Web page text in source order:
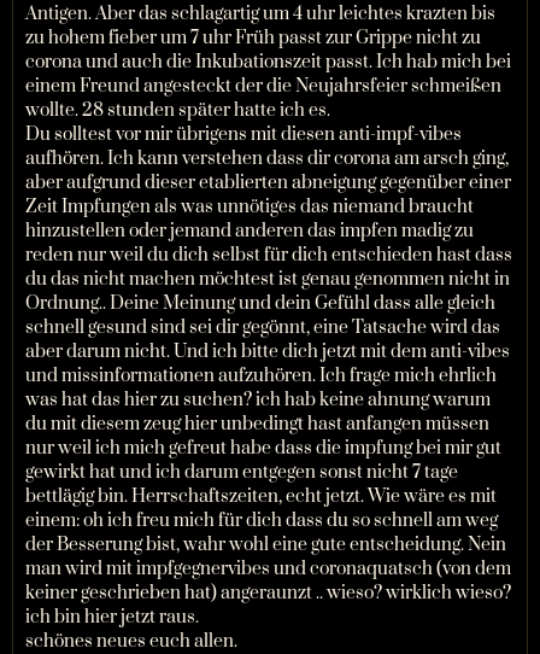
Antigen. Aber das schlagartig um 4 uhr leichtes krazten bis
zu hohem fieber um 7 uhr Früh passt zur Grippe nicht zu
corona und auch die Inkubationszeit passt. Ich hab mich bei
einem Freund angesteckt der die Neujahrsfeier schmeißen
wollte. 28 stunden später hatte ich es.
Du solltest vor mir übrigens mit diesen anti-impf-vibes
aufhören. Ich kann verstehen dass dir corona am arsch ging,
aber aufgrund dieser etablierten abneigung gegenüber einer
Zeit Impfungen als was unnötiges das niemand braucht
hinzustellen oder jemand anderen das impfen madig zu
reden nur weil du dich selbst für dich entschieden hast dass
du das nicht machen möchtest ist genau genommen nicht in
Ordnung.. Deine Meinung und dein Gefühl dass alle gleich
schnell gesund sind sei dir gegönnt, eine Tatsache wird das
aber darum nicht. Und ich bitte dich jetzt mit dem anti-vibes
und missinformationen aufzuhören. Ich frage mich ehrlich
was hat das hier zu suchen? ich hab keine ahnung warum
du mit diesem zeug hier unbedingt hast anfangen müssen
nur weil ich mich gefreut habe dass die impfung bei mir gut
gewirkt hat und ich darum entgegen sonst nicht 7 tage
bettlägig bin. Herrschaftszeiten, echt jetzt. Wie wäre es mit
einem: oh ich freu mich für dich dass du so schnell am weg
der Besserung bist, wahr wohl eine gute entscheidung. Nein
man wird mit impfgegnervibes und coronaquatsch (von dem
keiner geschrieben hat) angeraunzt .. wieso? wirklich wieso?
ich bin hier jetzt raus.
schönes neues euch allen.